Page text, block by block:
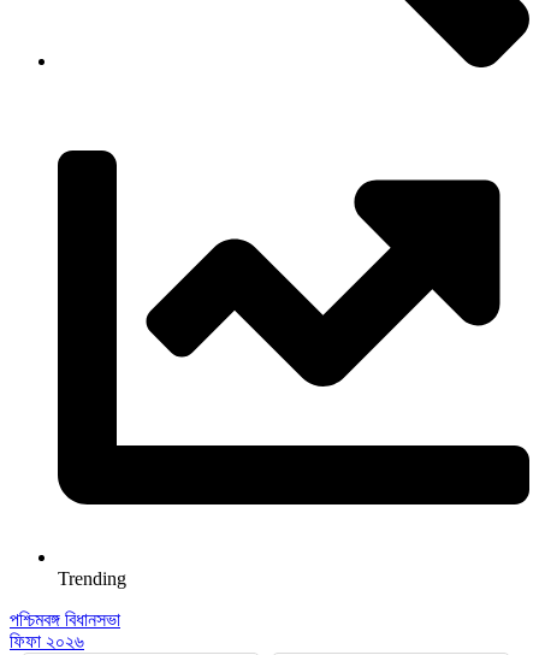
Trending
পশ্চিমবঙ্গ বিধানসভা
ফিফা ২০২৬